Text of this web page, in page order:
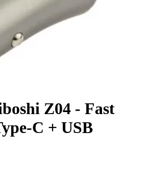
Z04 - Fast
C + USB